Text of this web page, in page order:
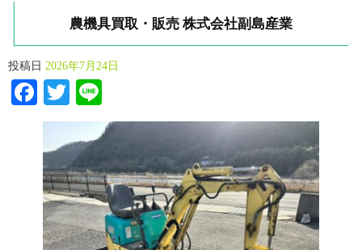
農機具買取・販売 株式会社副島産業
投稿日 2026年7月24日
Facebook
Twitter